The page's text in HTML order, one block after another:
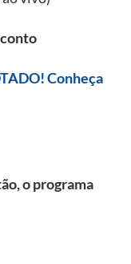
Conheça
o programa